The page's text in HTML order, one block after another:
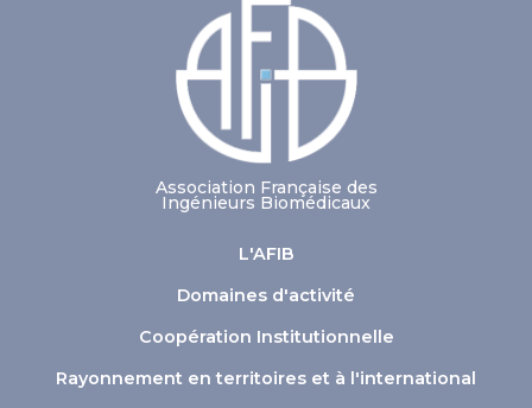
Association Française des
Ingénieurs Biomédicaux
L'AFIB
Domaines d'activité
Coopération Institutionnelle
Rayonnement en territoires et à l'international